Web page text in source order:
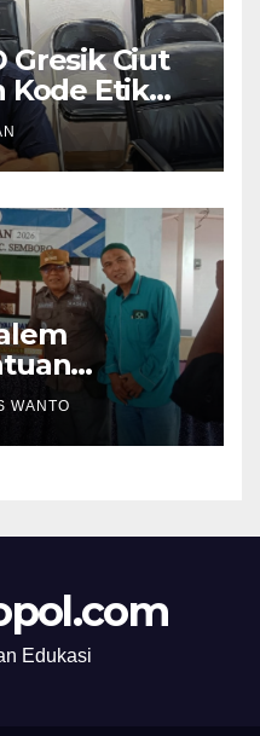
Gresik Ciut
Kode Etik
(BLT) Di
sangat
WANTO
Edukasi